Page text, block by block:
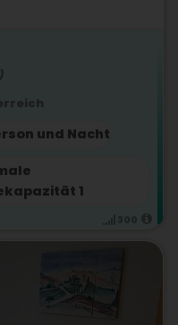
und Nacht
1